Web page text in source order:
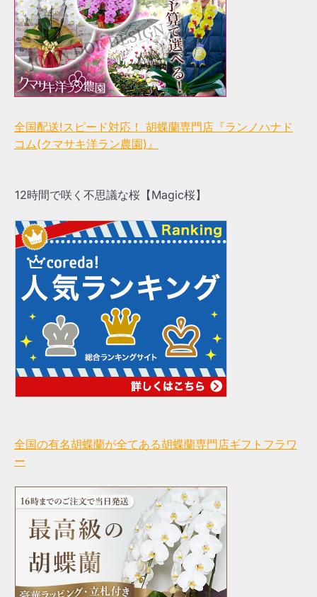
全国配送!スピード対応！ 胡蝶蘭専門店『ランノハナド
コム(クマサキ洋ラン農園)』
12時間で咲く不思議な桜【Magic桜】
全国の有名胡蝶蘭が全てある胡蝶蘭専門店ギフトフラワ
ー